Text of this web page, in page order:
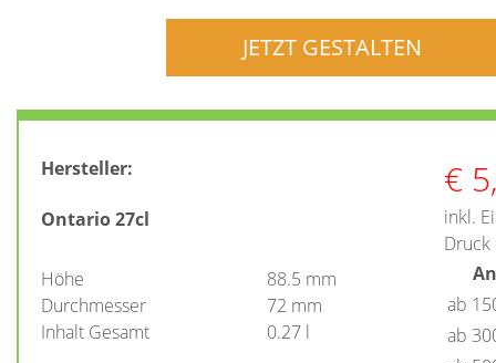
JETZT GESTALTEN
Hersteller:
Ontario 27cl
Höhe
88.5 mm
Durchmesser
72 mm
Inhalt Gesamt
0.27 l
€
inkl.
ab
ab